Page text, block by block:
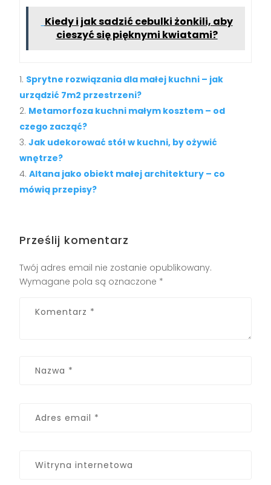
Kiedy i jak sadzić cebulki żonkili, aby
cieszyć się pięknymi kwiatami?
Sprytne rozwiązania dla małej kuchni – jak
urządzić 7m2 przestrzeni?
Metamorfoza kuchni małym kosztem – od
czego zacząć?
Jak udekorować stół w kuchni, by ożywić
wnętrze?
Altana jako obiekt małej architektury – co
mówią przepisy?
Prześlij komentarz
Twój adres email nie zostanie opublikowany.
Wymagane pola są oznaczone *